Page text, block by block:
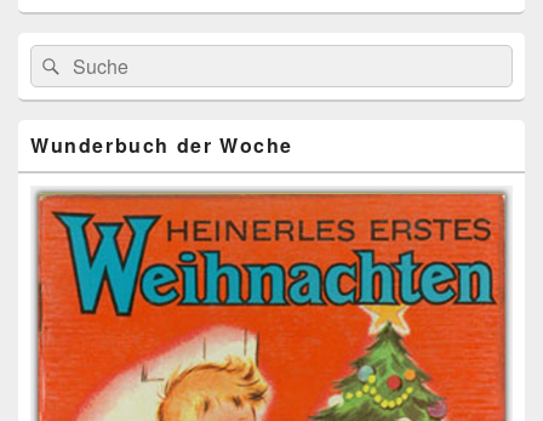
Primärer
Seitenleisten
Widget-
Bereich
Search
for:
Suche
Wunderbuch der Woche